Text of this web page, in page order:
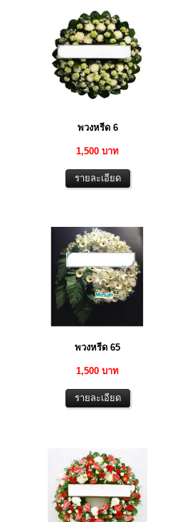
พวงหรีด 6
1,500 บาท
พวงหรีด 65
1,500 บาท